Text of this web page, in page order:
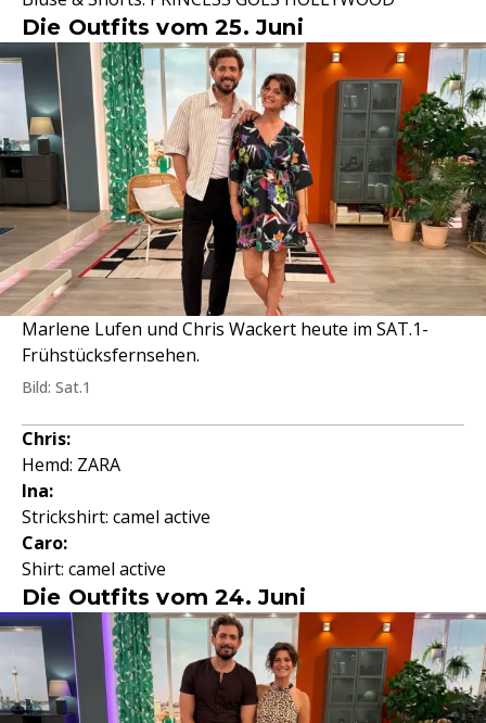
Die Outfits vom 25. Juni
Marlene Lufen und Chris Wackert heute im SAT.1-
Frühstücksfernsehen.
Bild: Sat.1
Chris:
Hemd: ZARA
Ina:
Strickshirt: camel active
Caro:
Shirt: camel active
Die Outfits vom 24. Juni